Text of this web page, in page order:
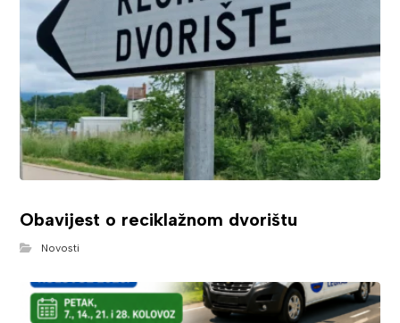
Obavijest o reciklažnom dvorištu
Novosti